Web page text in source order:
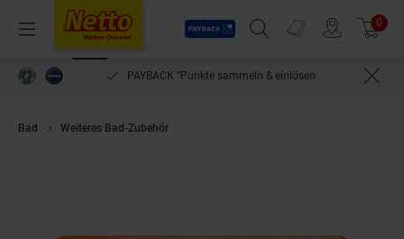
Menü
Payback
Suchfeld einblenden
Prospekte 0
PAYBACK °Punkte sammeln & einlösen
Bad Weiteres Bad-Zubehör